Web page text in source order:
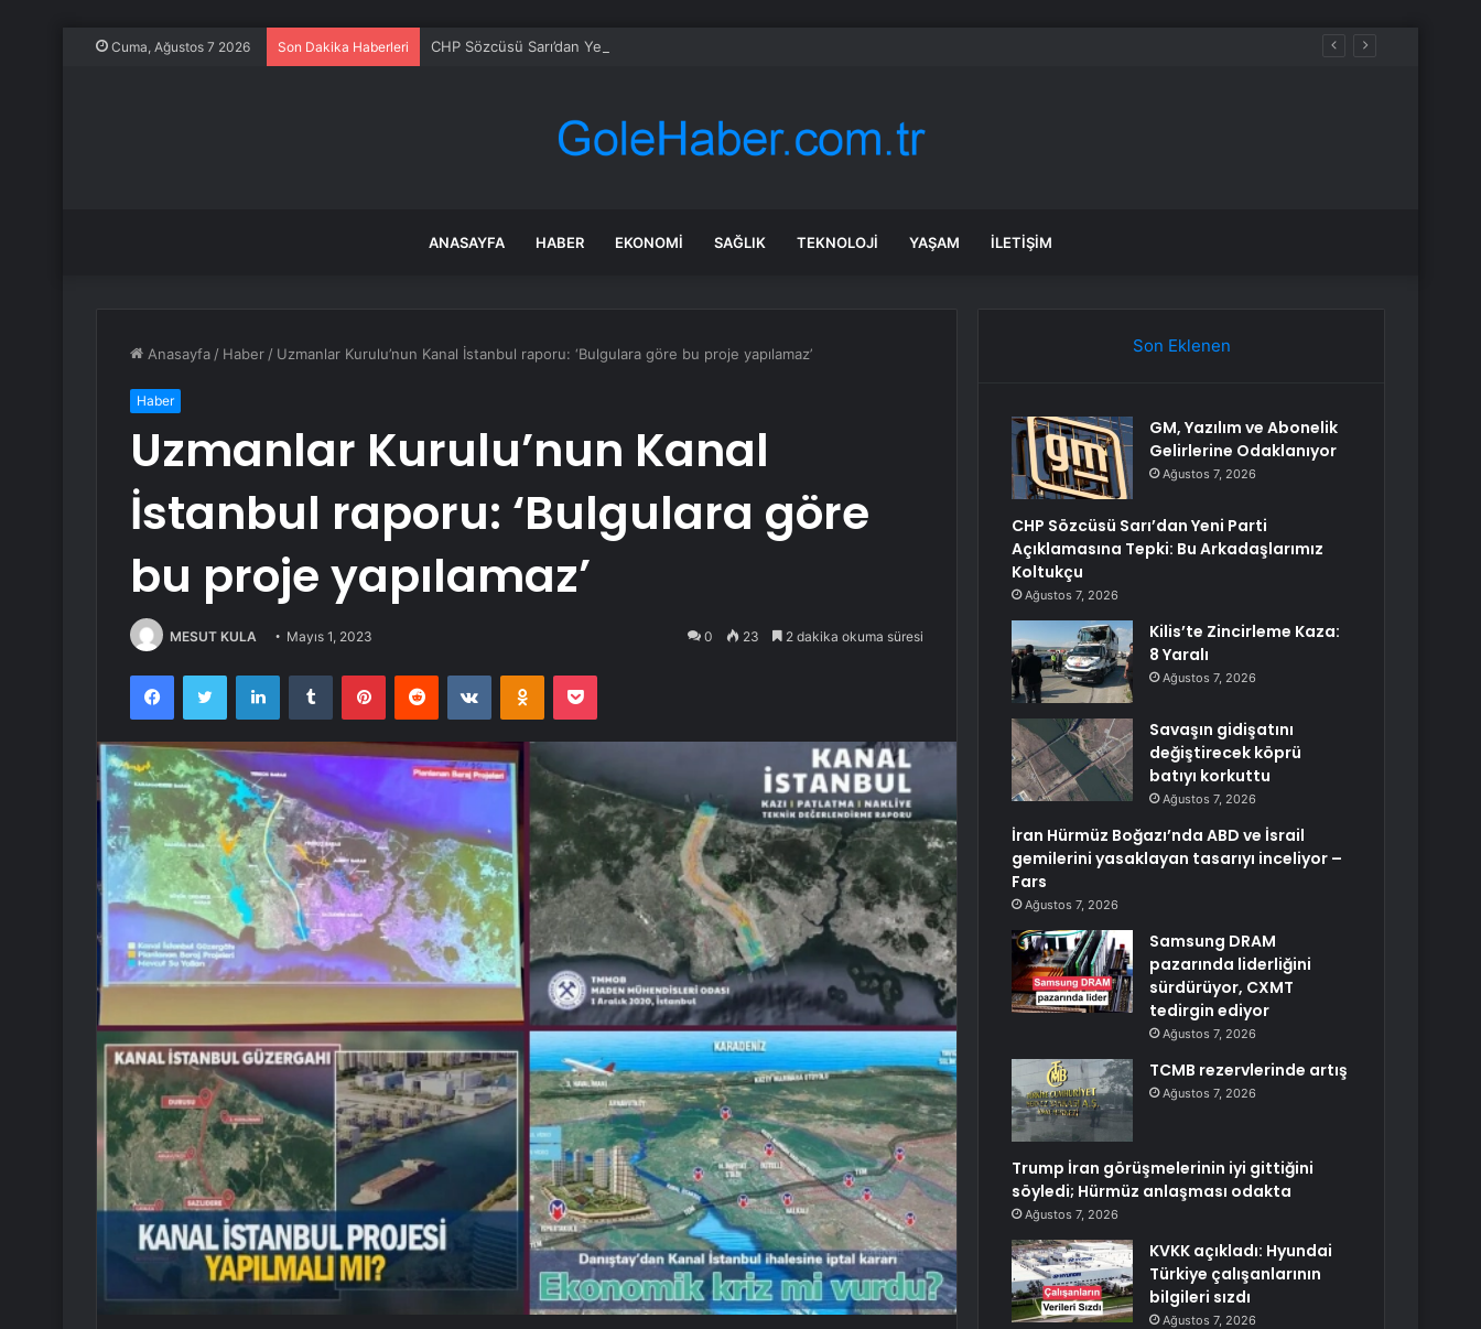
Cuma, Ağustos 7 2026 Son Dakika Haberleri CHP Sözcüsü Sarı’dan Yeni Parti Açıklamasına Tepki: Bu Arkadaşlarımız Koltukçu
ANASAYFA HABER EKONOMI SAĞLIK TEKNOLOJI YAŞAM İLETIŞIM
Anasayfa / Haber / Uzmanlar Kurulu’nun Kanal İstanbul raporu: ‘Bulgulara göre bu proje yapılamaz’
Haber
Uzmanlar Kurulu’nun Kanal
İstanbul raporu: ‘Bulgulara göre
bu proje yapılamaz’
MESUT KULA Mayıs 1, 2023 0 23 2 dakika okuma süresi
FacebookTwitter LinkedInTumblr PinterestReddit VKontakteOdnoklassniki
Pocket
Son Eklenen
GM, Yazılım ve Abonelik
Gelirlerine Odaklanıyor
Ağustos 7, 2026
CHP Sözcüsü Sarı’dan Yeni Parti
Açıklamasına Tepki: Bu Arkadaşlarımız
Koltukçu
Ağustos 7, 2026
Kilis’te Zincirleme Kaza:
8 Yaralı
Ağustos 7, 2026
Savaşın gidişatını
değiştirecek köprü
batıyı korkuttu
Ağustos 7, 2026
İran Hürmüz Boğazı’nda ABD ve İsrail
gemilerini yasaklayan tasarıyı inceliyor –
Fars
Ağustos 7, 2026
Samsung DRAM
pazarında liderliğini
sürdürüyor, CXMT
tedirgin ediyor
Ağustos 7, 2026
TCMB rezervlerinde artış
Ağustos 7, 2026
Trump İran görüşmelerinin iyi gittiğini
söyledi; Hürmüz anlaşması odakta
Ağustos 7, 2026
KVKK açıkladı: Hyundai
Türkiye çalışanlarının
bilgileri sızdı
Ağustos 7, 2026